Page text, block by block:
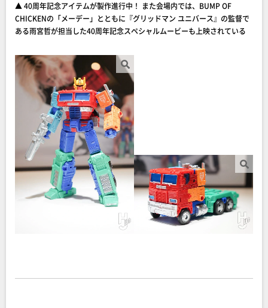
▲ 40周年記念アイテムが製作進行中！ また会場内では、BUMP OF
CHICKENの「メーデー」とともに『グリッドマン ユニバース』の監督で
ある雨宮哲が担当した40周年記念スペシャルムービーも上映されている